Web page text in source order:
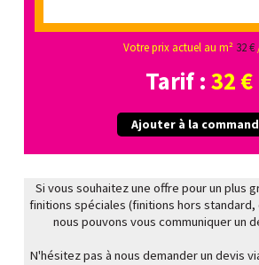
Votre prix actuel au m² 32 €
Tarif : 32 €
Ajouter à la
Si vous souhaitez une offre pour un plus
finitions spéciales (finitions hors standard,
nous pouvons vous communiquer un
N'hésitez pas à nous demander un devis